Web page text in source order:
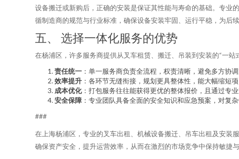
设备搬迁或新购后，正确的安装是保证其性能与寿命的基础。专业
循制造商的规范与行业标准，确保设备安装牢固、运行平稳，为后
五、 选择一体化服务的优势
在杨浦区，许多服务商提供从叉车租赁、搬迁、吊装到安装的“一站
责任统一 ：单一服务商负责全流程，权责清晰，避免多方协
效率提升 ：各环节无缝衔接，规划更具整体性，能大幅缩短项
成本优化：打包服务往往能获得更优的整体报价，且通过专
安全保障 ：专业团队具备全面的安全知识和应急预案，对复
###
在上海杨浦区，专业的叉车出租、机械设备搬迁、吊车出租及安装
确保资产安全，提升运营效率，从而在激烈的市场竞争中保持敏捷